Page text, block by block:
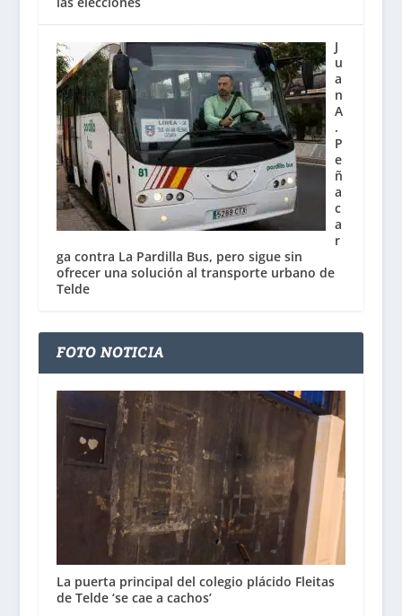
J
u
a
n
A
.
P
e
ñ
a
c
a
r
ga contra La Pardilla Bus, pero sigue sin
ofrecer una solución al transporte urbano de
Telde
FOTO NOTICIA
La puerta principal del colegio plácido Fleitas
de Telde ‘se cae a cachos’